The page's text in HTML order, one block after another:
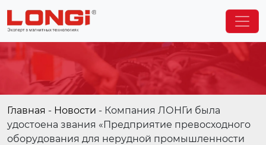
Главная - Новости - Компания ЛОНГи была
удостоена звания «Предприятие превосходного
оборудования для нерудной промышленности